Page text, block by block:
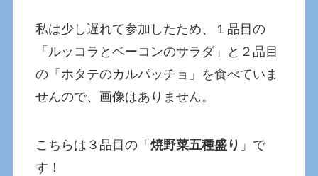
私は少し遅れて参加したため、１品目の
「ルッコラとベーコンのサラダ」と２品目
の「ホタテのカルパッチョ」を食べていま
せんので、画像はありません。
こちらは３品目の「焼野菜五種盛り 」で
す！